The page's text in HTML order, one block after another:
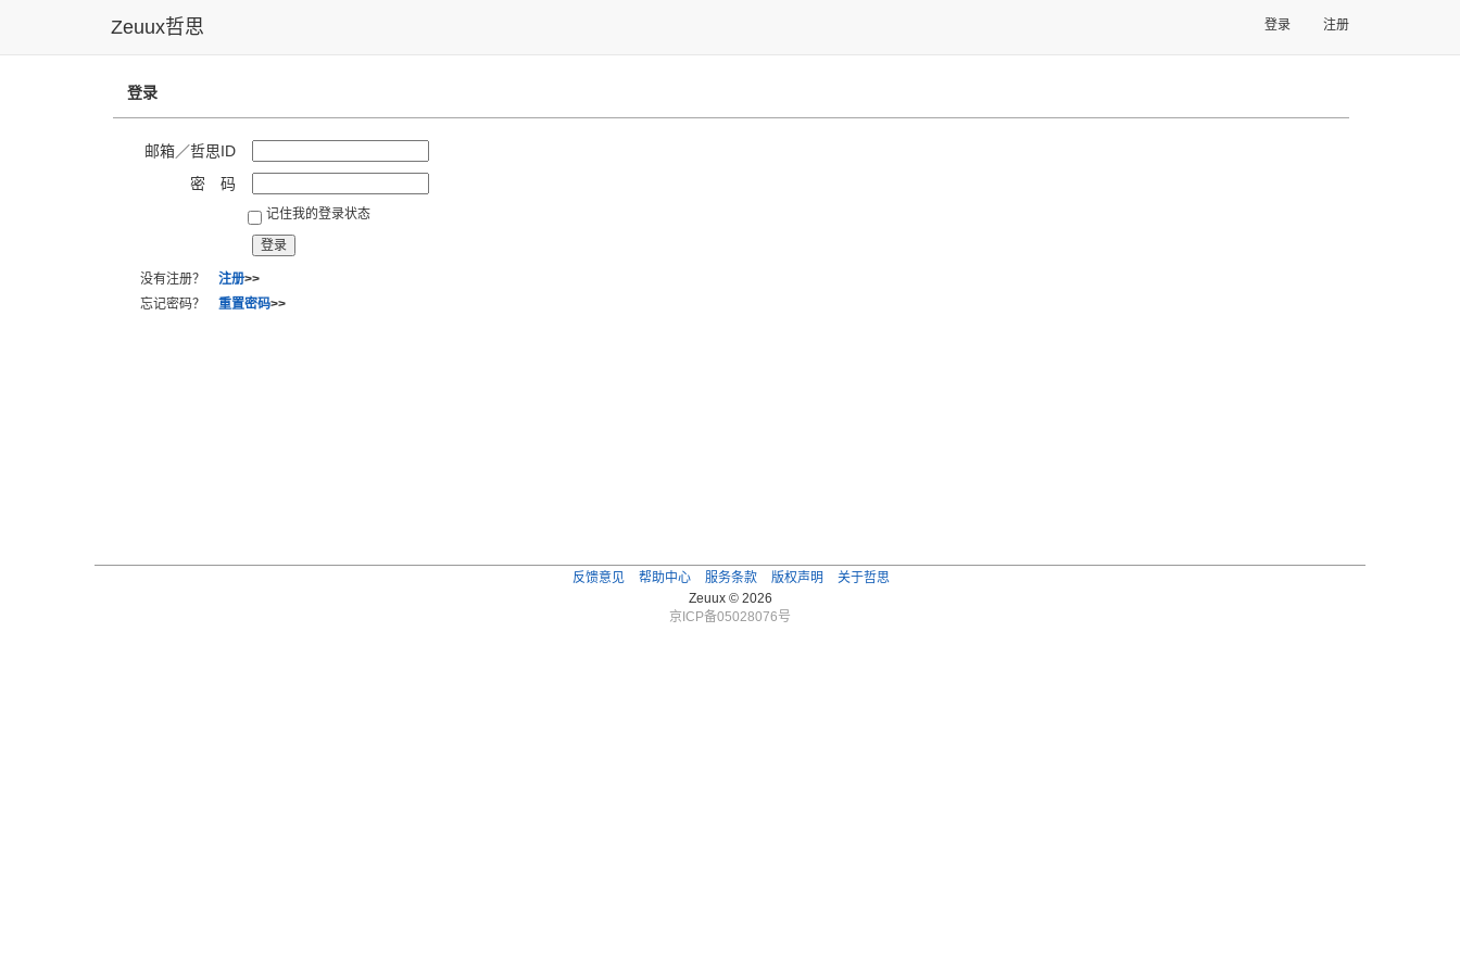
Zeuux哲思 登录 注册
登录
邮箱／哲思ID
密 码
记住我的登录状态
没有注册？ 注册>>
忘记密码？ 重置密码>>
反馈意见 帮助中心 服务条款 版权声明
关于哲思
Zeuux © 2026
京ICP备05028076号